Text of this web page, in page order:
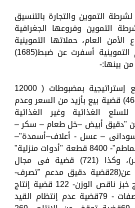
التموين والتجارة بالتنسيق
التموين وفروعها الجغرافية
الأمن العام، حملاتها التموينية
المكبرة لضبط الجرائم التموينية أسفرت عن ضبط(1685)
بينها:-
ضبط قضية حجب سلع إستراتيجية بمضبوطات ( 12000
عبوة "سجائر") وكذا (464) قضية بيع بأزيد من السعر وعدم
الغذائية وغير الغذائية
(47٫546 طن "دقيق أبيض –خل طعام – سكر –
– عسل - أعلاف–أسمدة"–
1080 عبوة "معجون طماطم"- 8400 قطعة "أدوات منزلية"
- 17678 عبوة سجائر)، وكذا (721) قضية فى مجال
مخالفات المخابز عبارة عن(28قضية دقيق مدعم "تصرف-
تجميع"-154قضية إنتاج خبز ناقص الوزن- 122 قضية إنتاج
خبز غير مطابق للمواصفات - 79قضية عدم إنتظام القيد